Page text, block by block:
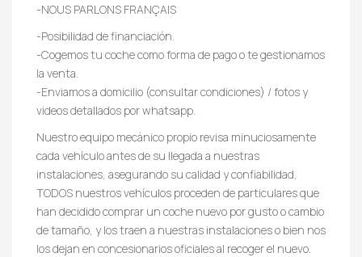
-NOUS PARLONS FRANÇAIS
-Posibilidad de financiación.
-Cogemos tu coche como forma de pago o te gestionamos
la venta.
-Enviamos a domicilio (consultar condiciones) / fotos y
videos detallados por whatsapp.
Nuestro equipo mecánico propio revisa minuciosamente
cada vehículo antes de su llegada a nuestras
instalaciones, asegurando su calidad y confiabilidad,
TODOS nuestros vehículos proceden de particulares que
han decidido comprar un coche nuevo por gusto o cambio
de tamaño, y los traen a nuestras instalaciones o bien nos
los dejan en concesionarios oficiales al recoger el nuevo.